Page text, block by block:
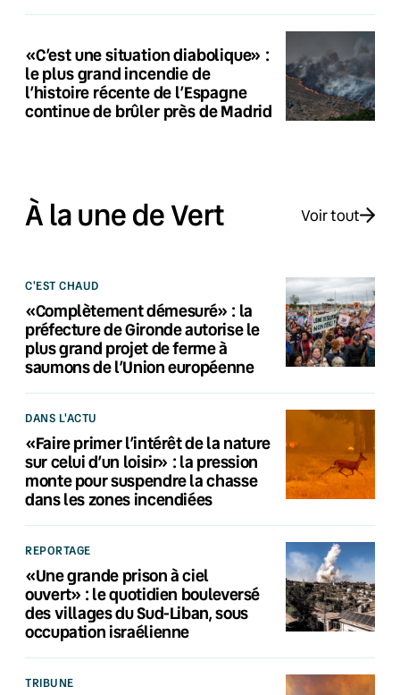
«C’est une situation diabolique» :
le plus grand incendie de
l’histoire récente de l’Espagne
continue de brûler près de Madrid
À la une de Vert Voir tout
C'EST CHAUD
«Complètement démesuré» : la
préfecture de Gironde autorise le
plus grand projet de ferme à
saumons de l’Union européenne
DANS L'ACTU
«Faire primer l’intérêt de la nature
sur celui d’un loisir» : la pression
monte pour suspendre la chasse
dans les zones incendiées
REPORTAGE
«Une grande prison à ciel
ouvert» : le quotidien bouleversé
des villages du Sud-Liban, sous
occupation israélienne
TRIBUNE